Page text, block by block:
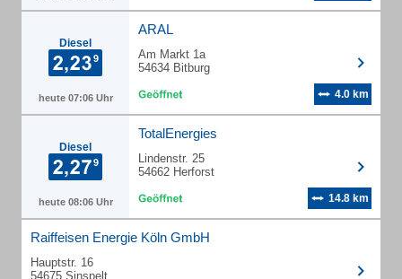
Diesel
heute 07:06 Uhr
ARAL
Am Markt 1a
54634 Bitburg
4.0 km
Diesel
heute 08:06 Uhr
TotalEnergies
Lindenstr. 25
54662 Herforst
14.8 km
Raiffeisen Energie Köln GmbH
Hauptstr. 16
54675 Sinspelt